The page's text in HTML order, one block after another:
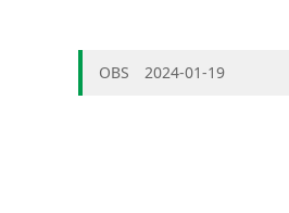
OBS 2024-01-19